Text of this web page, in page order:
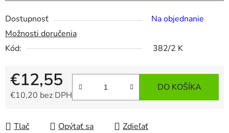
Dostupnosť
Na objednanie
Možnosti doručenia
Kód:
382/2 K
€12,55
€10,20 bez DPH
DO KOŠÍKA
Tlač Opýtať sa Zdieľať